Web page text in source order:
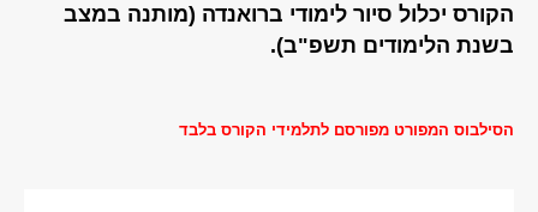
הקורס יכלול סיור לימודי ברואנדה (מותנה במצב
בשנת הלימודים תשפ"ב).
הסילבוס המפורט מפורסם לתלמידי הקורס בלבד